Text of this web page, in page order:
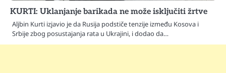
KURTI: Uklanjanje barikada ne može isključiti žrtve
Aljbin Kurti izjavio je da Rusija podstiče tenzije između Kosova i
Srbije zbog posustajanja rata u Ukrajini, i dodao da…